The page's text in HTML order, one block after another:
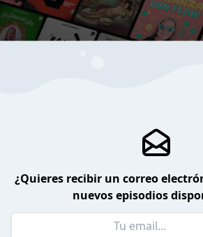
¿Quieres recibir un correo
nuevos episodios